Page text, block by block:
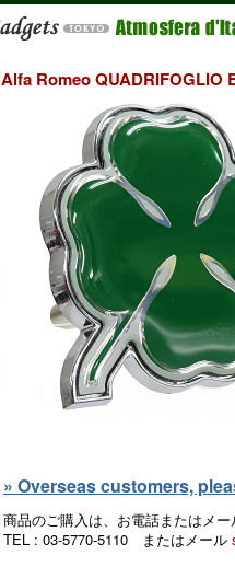
Alfa Romeo QUADRIFOGLIO
» Overseas customers,
商品のご購入は、お電話またはメ
TEL : 03-5770-5110 またはメール